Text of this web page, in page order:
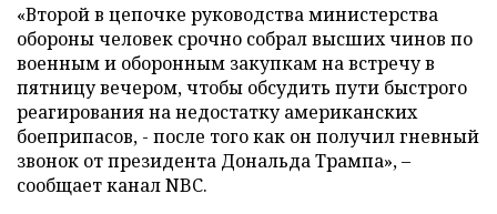
«Второй в цепочке руководства министерства
обороны человек срочно собрал высших чинов по
военным и оборонным закупкам на встречу в
пятницу вечером, чтобы обсудить пути быстрого
реагирования на недостатку американских
боеприпасов, - после того как он получил гневный
звонок от президента Дональда Трампа», –
сообщает канал NBC.